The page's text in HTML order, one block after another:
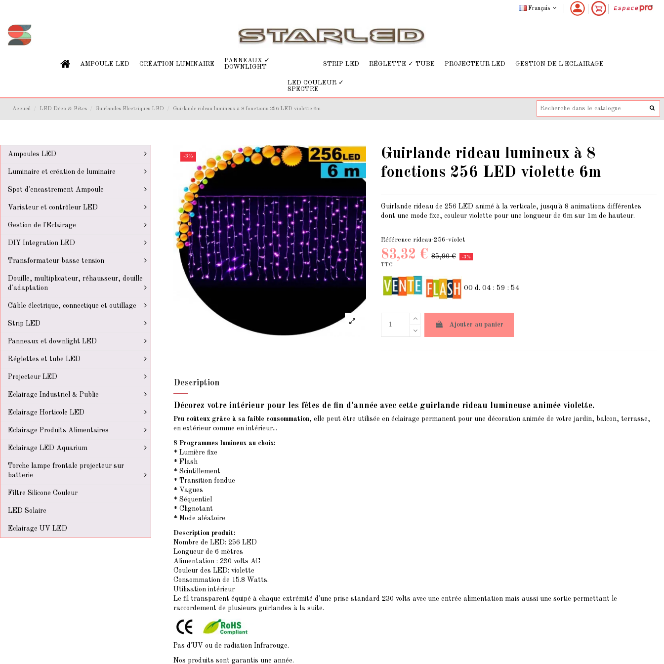
Français
AMPOULE LED CRÉATION LUMINAIRE
PANNEAUX ✓
DOWNLIGHT
STRIP LED RÉGLETTE ✓ TUBE PROJECTEUR LED GESTION DE L'ECLAIRAGE
LED COULEUR ✓
SPECTRE
Accueil LED Déco & Fêtes Guirlandes Electriques LED Guirlande rideau lumineux à 8 fonctions 256 LED violette 6m
-3%
Guirlande rideau lumineux à 8
fonctions 256 LED violette 6m
Guirlande rideau de 256 LED animé à la verticale, jusqu'à 8 animations différentes
dont une mode fixe, couleur violette pour une longueur de 6m sur 1m de hauteur.
Référence rideau-256-violet
83,32 € 85,90 € -3%
TTC
00 d. 04 : 59 : 54
Ajouter au panier
Description
Décorez votre intérieur pour les fêtes de fin d'année avec cette guirlande rideau lumineuse animée violette.
Peu coûteux grâce à sa faible consommation, elle peut être utilisée en éclairage permanent pour une décoration animée de votre jardin, balcon, terrasse,
en extérieur comme en intérieur...
8 Programmes lumineux au choix:
* Lumière fixe
* Flash
* Scintillement
* Transition fondue
* Vagues
* Séquentiel
* Clignotant
* Mode aléatoire
Description produit:
Nombre de LED: 256 LED
Longueur de 6 mètres
Alimentation : 230 volts AC
Couleur des LED: violette
Consommation de 15.8 Watts.
Utilisation intérieur
Le fil transparent équipé à chaque extrémité d'une prise standard 230 volts avec une entrée alimentation mais aussi une sortie permettant le
raccordement de plusieurs guirlandes à la suite.
Pas d'UV ou de radiation Infrarouge.
Nos produits sont garantis une année.
Ampoules LED
Luminaire et création de luminaire
Spot d'encastrement Ampoule
Variateur et contrôleur LED
Gestion de l'Eclairage
DIY Integration LED
Transformateur basse tension
Douille, multiplicateur, réhausseur, douille
d'adaptation
Câble électrique, connectique et outillage
Strip LED
Panneaux et downlight LED
Réglettes et tube LED
Projecteur LED
Eclairage Industriel & Public
Eclairage Horticole LED
Eclairage Produits Alimentaires
Eclairage LED Aquarium
Torche lampe frontale projecteur sur
batterie
Filtre Silicone Couleur
LED Solaire
Eclairage UV LED